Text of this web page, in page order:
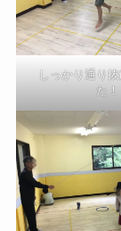
しっかり通り
た！